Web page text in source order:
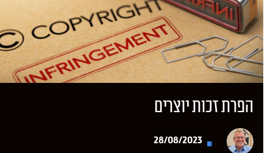
הפרת זכות יוצרים
28/08/2023